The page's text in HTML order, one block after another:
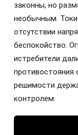
законны, но
необычным.
отсутствии
беспокойство.
истребители
решимости
контролем.